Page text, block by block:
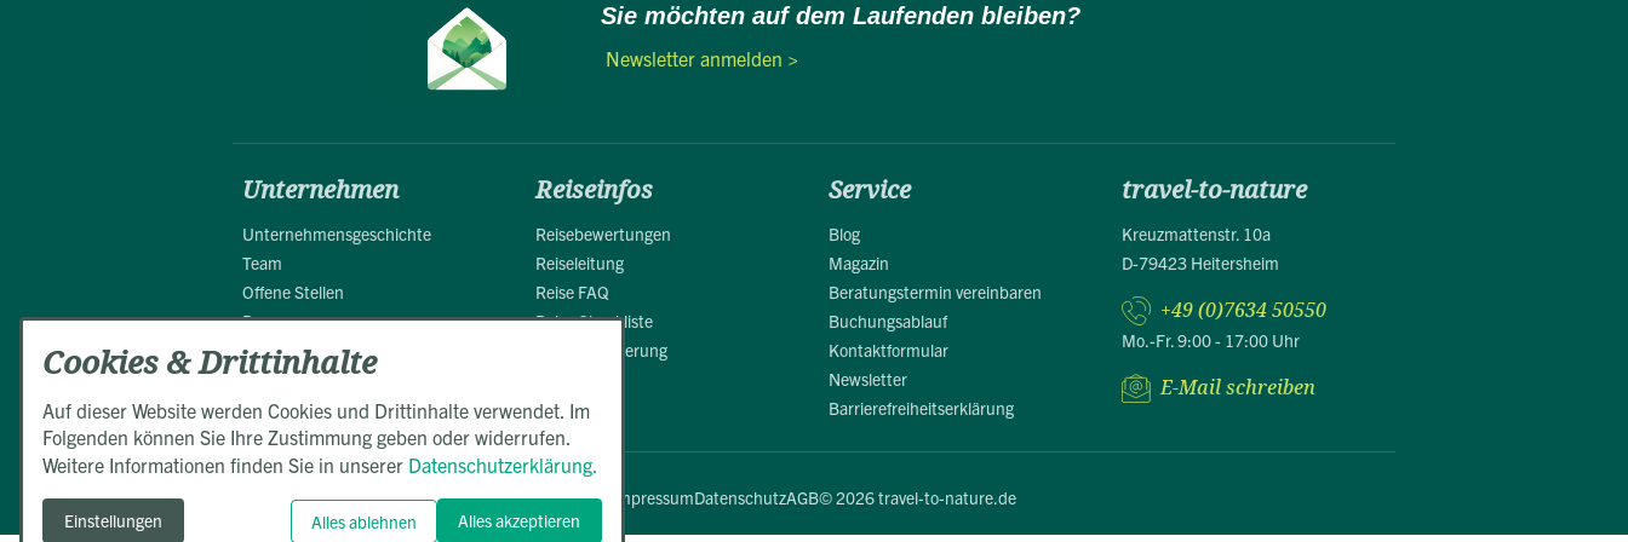
Sie möchten auf dem Laufenden bleiben?
Newsletter anmelden >
Unternehmen
Unternehmensgeschichte
Team
Offene Stellen
Presse
Partner
Reiseinfos
Reisebewertungen
Reiseleitung
Reise FAQ
Reise Checkliste
Reiseversicherung
Service
Blog
Magazin
Beratungstermin vereinbaren
Buchungsablauf
Kontaktformular
Newsletter
Barrierefreiheitserklärung
travel-to-nature
Kreuzmattenstr. 10a
D-79423 Heitersheim
+49 (0)7634 50550
Mo.-Fr. 9:00 - 17:00 Uhr
E-Mail schreiben
ImpressumDatenschutzAGB© 2026 travel-to-nature.de
Cookies & Drittinhalte
Auf dieser Website werden Cookies und Drittinhalte verwendet. Im
Folgenden können Sie Ihre Zustimmung geben oder widerrufen.
Weitere Informationen finden Sie in unserer Datenschutzerklärung.
Einstellungen Alles ablehnen Alles akzeptieren